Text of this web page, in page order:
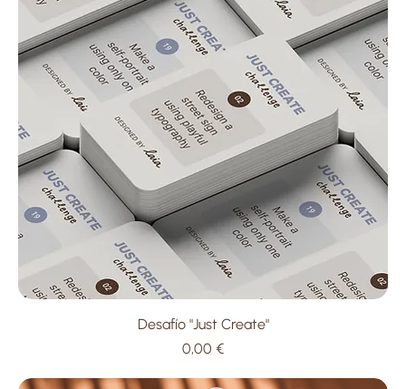
Desafío "Just Create"
Precio
0,00 €